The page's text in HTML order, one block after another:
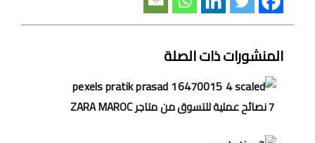
المنشورات ذات الصلة
7 نصائح عملية للتسوق من متاجر ZARA MAROC